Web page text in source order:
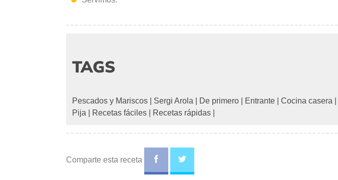
TAGS
Pescados y Mariscos Sergi Arola De primero Entrante Cocina casera
Pija
Recetas fáciles Recetas rápidas
Comparte esta receta